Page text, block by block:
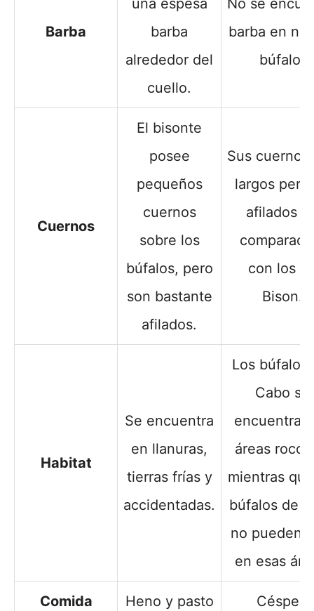
Barba
una espesa
barba
alrededor del
cuello.
No se
barba en
búfalo.
Cuernos
El bisonte
posee
pequeños
cuernos
sobre los
búfalos, pero
son bastante
afilados.
Sus cuernos
largos pero
afilados
con los
Bison.
Habitat
Se encuentra
en llanuras,
tierras frías y
accidentadas.
Los búfalos
Cabo se
encuentran
áreas
mientras
búfalos de
no pueden
en esas
Comida Heno y pasto Césped